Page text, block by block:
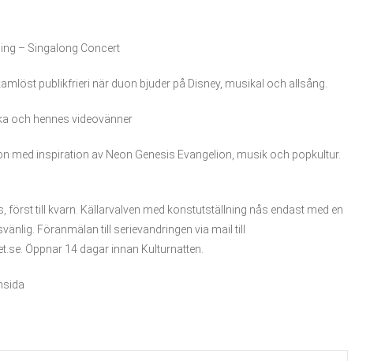
– Singalong Concert
publikfrieri när duon bjuder på Disney, musikal och allsång.
och hennes videovänner
med inspiration av Neon Genesis Evangelion, musik och popkultur.
först till kvarn. Källarvalven med konstutställning nås endast med en
Föranmälan till serievandringen via mail till
Öppnar 14 dagar innan Kulturnatten.